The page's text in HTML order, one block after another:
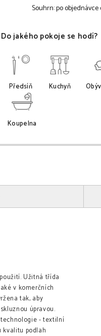
Souhrn:po
Do jakého pokoje se hodí?
Předsíň Kuchyň
Koupelna
Užitná třída
v komerčních
tak, aby
úpravou.
- textilní
kvalitu podlah